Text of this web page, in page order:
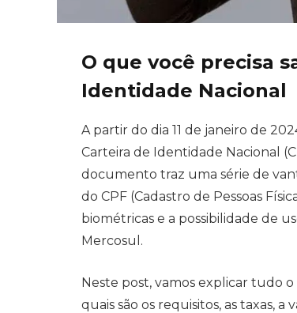
O que você precisa
Identidade Nacional
A partir do dia 11 de janeiro de
Carteira de Identidade Nacional
documento traz uma série de
do CPF (Cadastro de Pessoas
biométricas e a possibilidade de
Mercosul.
Neste post, vamos explicar tudo
quais são os requisitos, as taxas,